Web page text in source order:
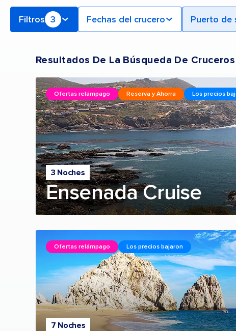
Filtros 3 Fechas del crucero Puerto de
Resultados De La Búsqueda De Cruceros
3 Noches
Ensenada Cruise
Ofertas relámpago Reserva y Ahorra Los precios
7 Noches
Ofertas relámpago Los precios bajaron